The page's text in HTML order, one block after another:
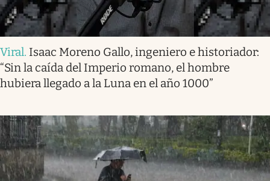
Viral. Isaac Moreno Gallo, ingeniero e historiador:
“Sin la caída del Imperio romano, el hombre
hubiera llegado a la Luna en el año 1000”